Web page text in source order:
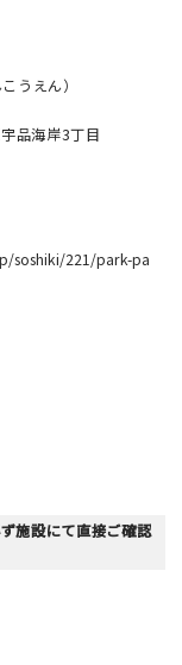
らご連絡くださ
うえん）
品海岸3丁目
soshiki/221/park-pa
施設にて直接ご確認